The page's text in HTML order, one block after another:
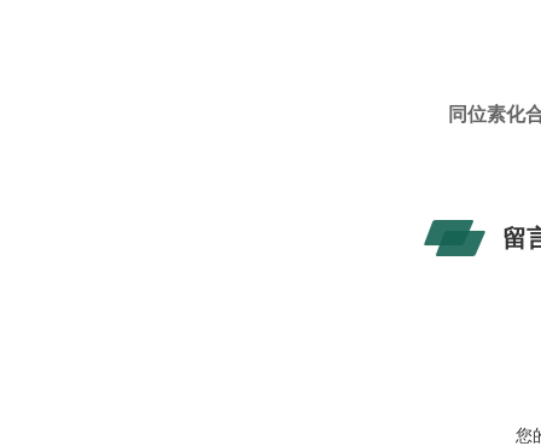
同位素化
留
您